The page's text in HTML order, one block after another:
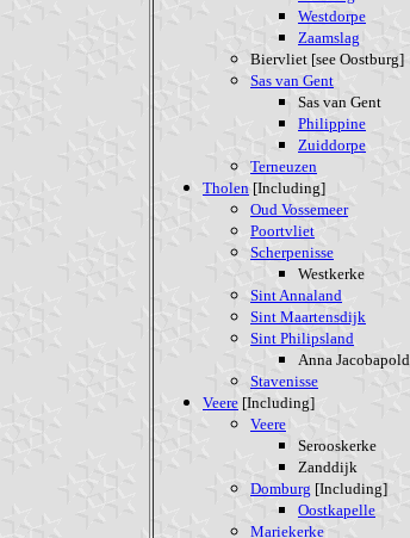
Westdorpe
Zaamslag
Biervliet [see Oostburg]
Sas van Gent
Sas van Gent
Philippine
Zuiddorpe
Terneuzen
Tholen [Including]
Oud Vossemeer
Poortvliet
Scherpenisse
Westkerke
Sint Annaland
Sint Maartensdijk
Sint Philipsland
Anna
Stavenisse
Veere [Including]
Veere
Serooskerke
Zanddijk
Domburg [Including]
Oostkapelle
Mariekerke